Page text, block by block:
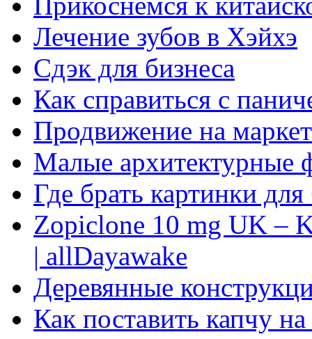
Лечение зубов в Хэйхэ
Сдэк для бизнеса
Как справиться с
Продвижение на
Малые архитектурные
Где брать картинки
Zopiclone 10 mg UK –
| allDayawake
Деревянные
Как поставить капчу